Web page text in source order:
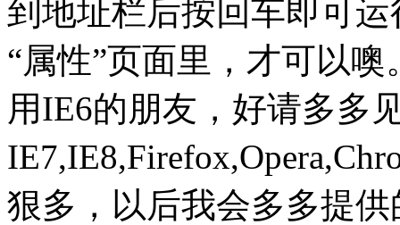
到地址栏后按回车即可
“属性”页面里，才可以
用IE6的朋友，好请多多
狠多，以后我会多多提